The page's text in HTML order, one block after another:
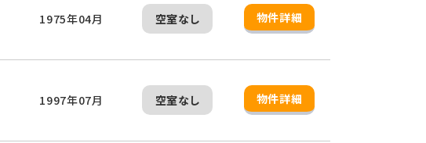
1975年04月 空室なし 物件詳細
1997年07月 空室なし 物件詳細